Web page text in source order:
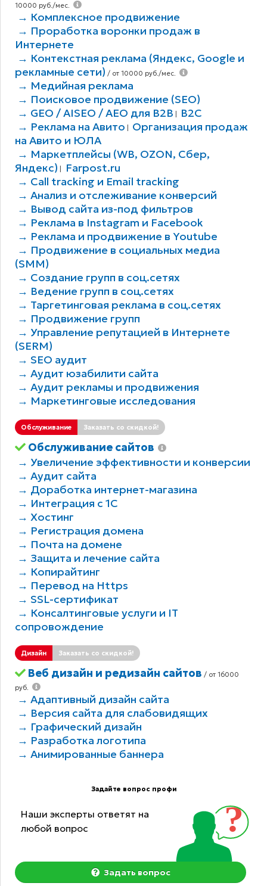
10000 руб./мес.
→ Комплексное продвижение
→ Проработка воронки продаж в
Интернете
→ Контекстная реклама (Яндекс, Google и
рекламные сети) / от 10000 руб./мес.
→ Медийная реклама
→ Поисковое продвижение (SEO)
→ GEO / AISEO / AEO для B2В
B2C
→ Реклама на Авито
Организация продаж
на Авито и ЮЛА
→ Маркетплейсы (WB, OZON, Сбер,
Яндекс)
Farpost.ru
→ Call tracking и Email tracking
→ Анализ и отслеживание конверсий
→ Вывод сайта из-под фильтров
→ Реклама в Instagram и Facebook
→ Реклама и продвижение в Youtube
→ Продвижение в социальных медиа
(SMM)
→ Создание групп в соц.сетях
→ Ведение групп в соц.сетях
→ Таргетинговая реклама в соц.сетях
→ Продвижение групп
→ Управление репутацией в Интернете
(SERM)
→ SEO аудит
→ Аудит юзабилити сайта
→ Аудит рекламы и продвижения
→ Маркетинговые исследования
Обслуживание Заказать со скидкой!
Обслуживание сайтов
→ Увеличение эффективности и конверсии
→ Аудит сайта
→ Доработка интернет-магазина
→ Интеграция с 1С
→ Хостинг
→ Регистрация домена
→ Почта на домене
→ Защита и лечение сайта
→ Копирайтинг
→ Перевод на Https
→ SSL-сертификат
→ Консалтинговые услуги и IT
сопровождение
Дизайн Заказать со скидкой!
Веб дизайн и редизайн сайтов / от 16000
руб.
→ Адаптивный дизайн сайта
→ Версия сайта для слабовидящих
→ Графический дизайн
→ Разработка логотипа
→ Анимированные баннера
Задайте вопрос профи
Наши эксперты ответят на
любой вопрос
Задать вопрос